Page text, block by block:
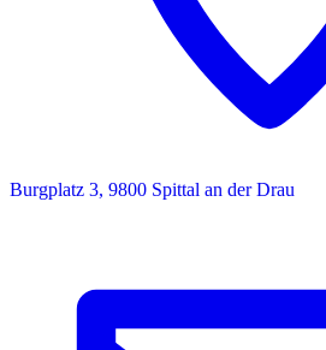
Burgplatz 3, 9800 Spittal an der Drau